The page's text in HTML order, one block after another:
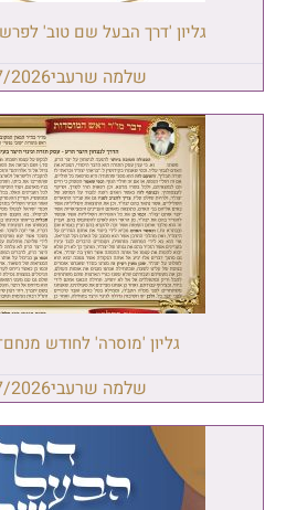
גליון 'דרך הבעל שם טוב'
שלמה שרעבי2026
גליון 'מוסרה' לחודש
שלמה שרעבי2026